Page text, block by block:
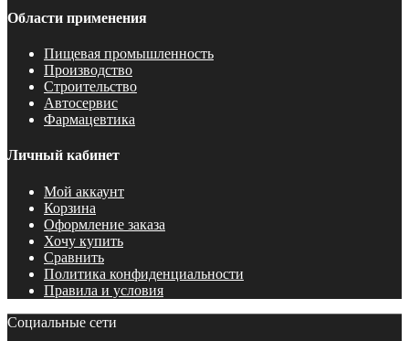
Области применения
Пищевая промышленность
Производство
Строительство
Автосервис
Фармацевтика
Личный кабинет
Мой аккаунт
Корзина
Оформление заказа
Хочу купить
Сравнить
Политика конфиденциальности
Правила и условия
Социальные сети